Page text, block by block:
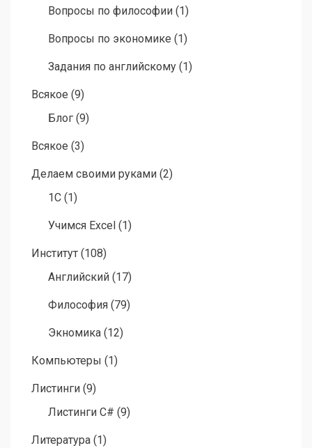
Вопросы по философии (1)
Вопросы по экономике (1)
Задания по английскому (1)
Всякое (9)
Блог (9)
Всякое (3)
Делаем своими руками (2)
1C (1)
Учимся Excel (1)
Институт (108)
Английский (17)
Философия (79)
Экномика (12)
Компьютеры (1)
Листинги (9)
Листинги C# (9)
Литература (1)